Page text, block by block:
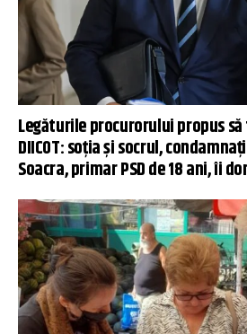
Legăturile procurorului propus
DIICOT: soția și socrul,
Soacra, primar PSD de 18 ani, îi